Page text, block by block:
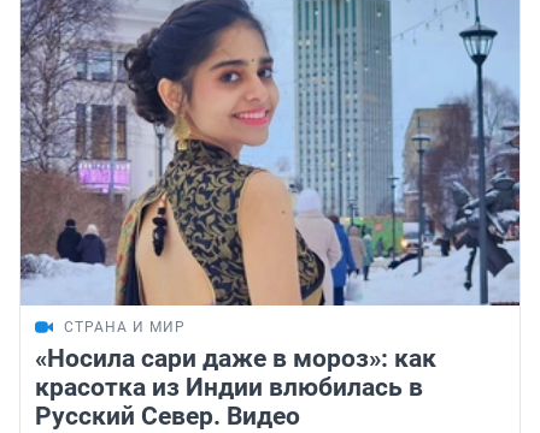
СТРАНА И МИР
«Носила сари даже в мороз»: как
красотка из Индии влюбилась в
Русский Север. Видео